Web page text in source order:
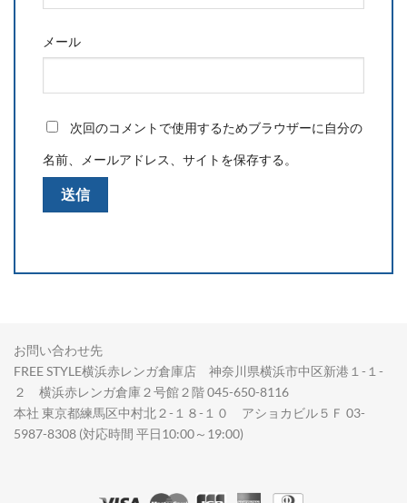
メール
次回のコメントで使用するためブラウザーに自分の
名前、メールアドレス、サイトを保存する。
お問い合わせ先
FREE STYLE横浜赤レンガ倉庫店 神奈川県横浜市中区新港１-１-
２ 横浜赤レンガ倉庫２号館２階 045-650-8116
本社 東京都練馬区中村北２-１８-１０ アショカビル５Ｆ 03-
5987-8308 (対応時間 平日10:00～19:00)